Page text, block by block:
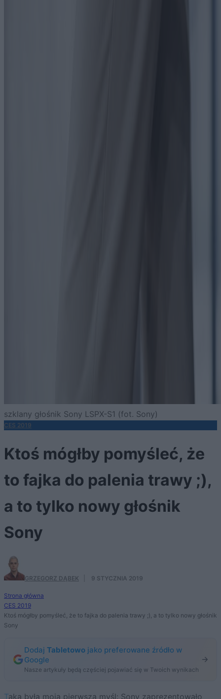
szklany głośnik Sony LSPX-S1 (fot. Sony)
CES 2019
Ktoś mógłby pomyśleć, że
to fajka do palenia trawy ;),
a to tylko nowy głośnik
Sony
GRZEGORZ DĄBEK 9 STYCZNIA 2019
Strona główna
CES 2019
Ktoś mógłby pomyśleć, że to fajka do palenia trawy ;), a to tylko nowy głośnik
Sony
Dodaj Tabletowo jako preferowane źródło w
Google
Nasze artykuły będą częściej pojawiać się w Twoich wynikach
Taka była moja pierwsza myśl: Sony zaprezentowało